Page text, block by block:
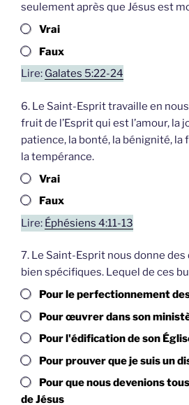
seulement après que Jésus est
Vrai
Faux
Lire: Galates 5:22-24
6. Le Saint-Esprit travaille en
fruit de l’Esprit qui est l’amour, la
patience, la bonté, la bénignité, la
la tempérance.
Vrai
Faux
Lire: Éphésiens 4:11-13
7. Le Saint-Esprit nous donne des
bien spécifiques. Lequel de ces
Pour le perfectionnement
Pour œuvrer dans son
Pour l'édification de son
Pour prouver que je suis un
Pour que nous devenions
de Jésus